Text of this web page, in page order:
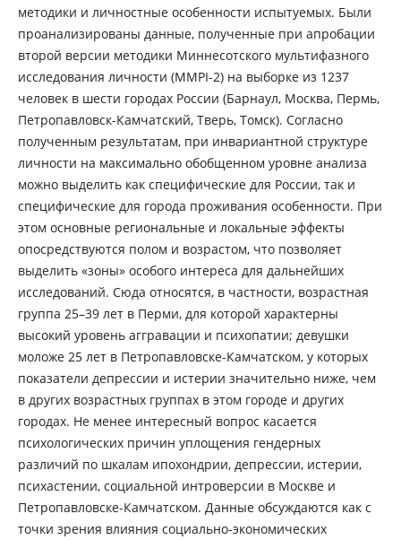
методики и личностные особенности испытуемых. Были
проанализированы данные, полученные при апробации
второй версии методики Миннесотского мультифазного
исследования личности (MMPI-2) на выборке из 1237
человек в шести городах России (Барнаул, Москва, Пермь,
Петропавловск-Камчатский, Тверь, Томск). Согласно
полученным результатам, при инвариантной структуре
личности на максимально обобщенном уровне анализа
можно выделить как специфические для России, так и
специфические для города проживания особенности. При
этом основные региональные и локальные эффекты
опосредствуются полом и возрастом, что позволяет
выделить «зоны» особого интереса для дальнейших
исследований. Сюда относятся, в частности, возрастная
группа 25–39 лет в Перми, для которой характерны
высокий уровень аггравации и психопатии; девушки
моложе 25 лет в Петропавловске-Камчатском, у которых
показатели депрессии и истерии значительно ниже, чем
в других возрастных группах в этом городе и других
городах. Не менее интересный вопрос касается
психологических причин уплощения гендерных
различий по шкалам ипохондрии, депрессии, истерии,
психастении, социальной интроверсии в Москве и
Петропавловске-Камчатском. Данные обсуждаются как с
точки зрения влияния социально-экономических